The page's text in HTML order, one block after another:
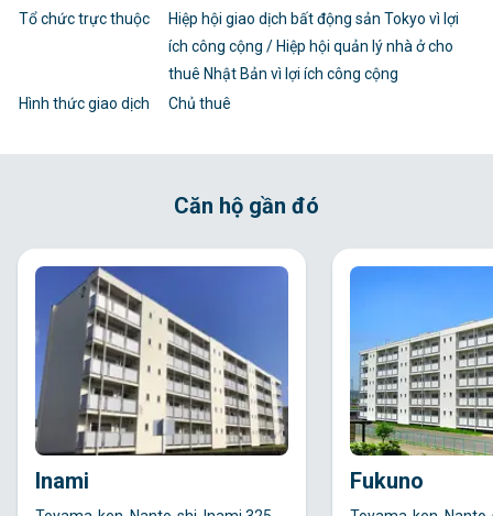
Tổ chức trực thuộc
Hiệp hội giao dịch bất động sản Tokyo vì lợi
ích công cộng / Hiệp hội quản lý nhà ở cho
thuê Nhật Bản vì lợi ích công cộng
Hình thức giao dịch
Chủ thuê
Căn hộ gần đó
Inami Fukuno